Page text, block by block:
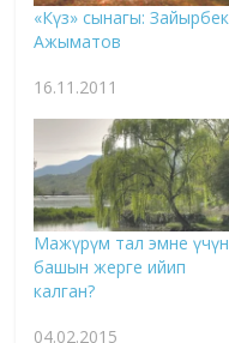
«Күз» сынагы: Зайырбек
Ажыматов
16.11.2011
Мажүрүм тал эмне үчүн
башын жерге ийип
калган?
04.02.2015